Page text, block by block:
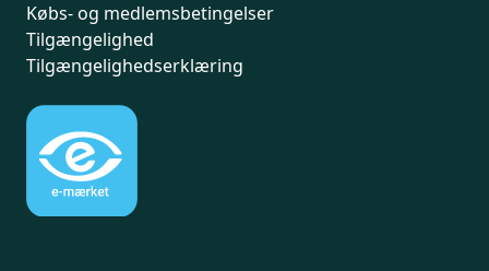
Købs- og medlemsbetingelser
Tilgængelighed
Tilgængelighedserklæring